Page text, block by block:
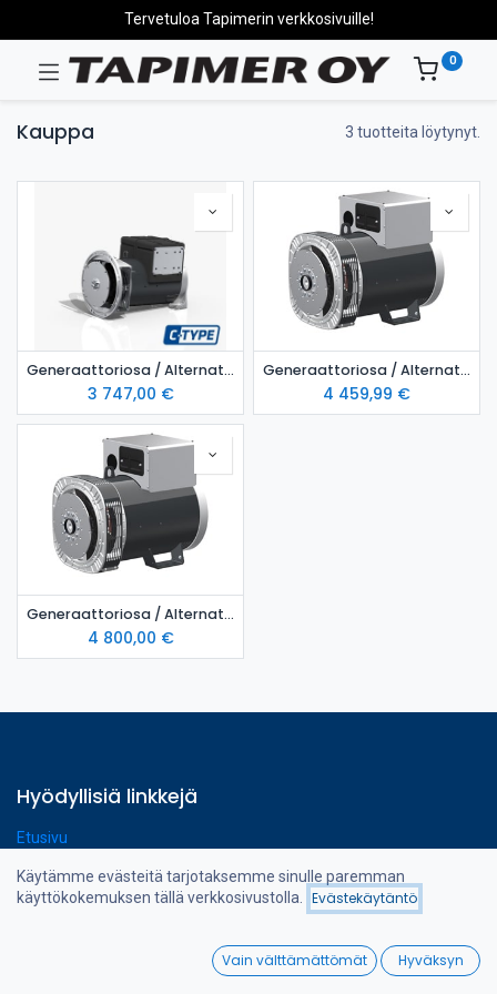
Viimeksi saapuneet
Wishlist
Tervetuloa Tapimerin verkkosivuille!
0
Kauppa 3 tuotteita löytynyt.
Generaattoriosa / Alternator MeccAlte ECP322S4
3 747,00 €
Generaattoriosa / Alternator MeccAlte ECP32 1L4
4 459,99 €
Generaattoriosa / Alternator MeccAlte ECP34 2S4
4 800,00 €
Hyödyllisiä linkkejä
Etusivu
Ota yhteyttä
Käytämme evästeitä tarjotaksemme sinulle paremman
käyttökokemuksen tällä verkkosivustolla.
Evästekäytäntö
Vain välttämättömät Hyväksyn